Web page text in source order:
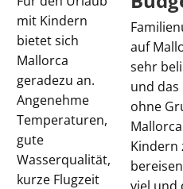
mit Kindern
bietet sich
Mallorca
geradezu an.
Angenehme
Temperaturen,
gute
Wasserqualität,
kurze Flugzeit
auf
sehr
und
ohne
Kindern